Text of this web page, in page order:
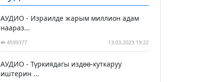
АУДИО - Израилде жарым миллион адам
наараз...
4599377 13.03.2023 19:22
АУДИО - Түркиядагы издөө-куткаруу
иштерин ...